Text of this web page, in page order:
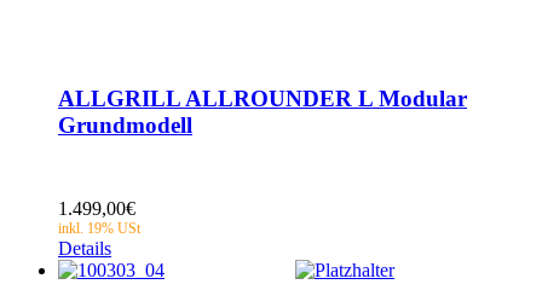
ALLGRILL ALLROUNDER L Modular
Grundmodell
1.499,00€
Details